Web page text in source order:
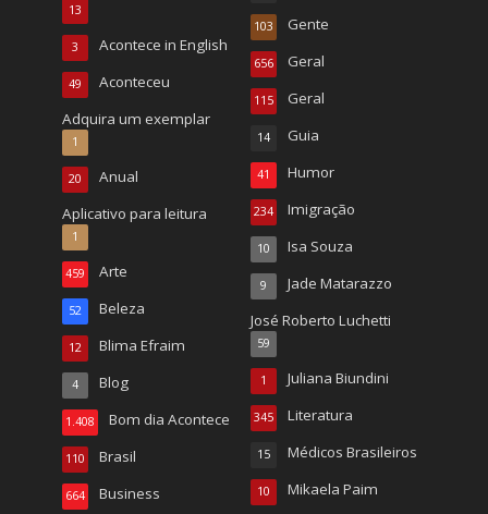
13
Acontece in English
3
Aconteceu
49
Adquira um exemplar
1
Anual
20
Aplicativo para leitura
1
Arte
459
Beleza
52
Blima Efraim
12
Blog
4
Bom dia Acontece
1.408
Brasil
110
Business
664
Gente
103
Geral
656
Geral
115
Guia
14
Humor
41
Imigração
234
Isa Souza
10
Jade Matarazzo
9
José Roberto Luchetti
59
Juliana Biundini
1
Literatura
345
Médicos Brasileiros
15
Mikaela Paim
10